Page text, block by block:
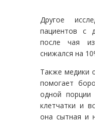
Другое
пациентов с
после чая
снижался на
Также медики
помогает
одной порции
клетчатки и
она сытная и